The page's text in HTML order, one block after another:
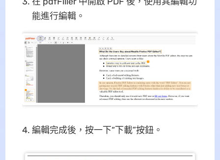
能進行編輯。
編輯完成後，按一下“下載”按鈕。